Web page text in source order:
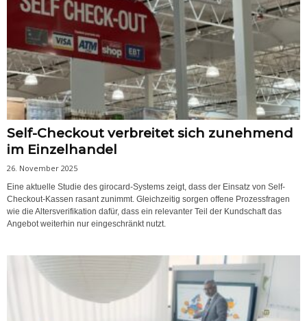
Self-Checkout verbreitet sich zunehmend
im Einzelhandel
26. November 2025
Eine aktuelle Studie des girocard-Systems zeigt, dass der Einsatz von Self-
Checkout-Kassen rasant zunimmt. Gleichzeitig sorgen offene Prozessfragen
wie die Altersverifikation dafür, dass ein relevanter Teil der Kundschaft das
Angebot weiterhin nur eingeschränkt nutzt.